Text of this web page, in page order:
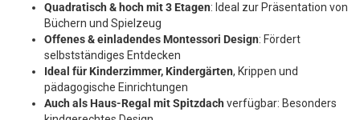
Quadratisch & hoch mit 3 Etagen: Ideal zur Präsentation von
Büchern und Spielzeug
Offenes & einladendes Montessori Design: Fördert
selbstständiges Entdecken
Ideal für Kinderzimmer, Kindergärten, Krippen und
pädagogische Einrichtungen
Auch als Haus-Regal mit Spitzdach verfügbar: Besonders